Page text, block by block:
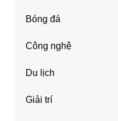
Bóng đá
Công nghệ
Du lịch
Giải trí